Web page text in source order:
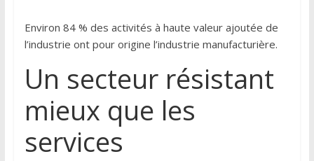
Environ 84 % des activités à haute valeur ajoutée de
l’industrie ont pour origine l’industrie manufacturière.
Un secteur résistant
mieux que les
services